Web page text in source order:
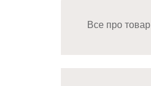
Все про товар